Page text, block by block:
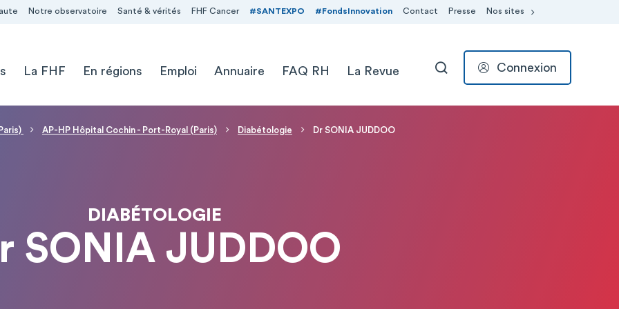
Notre observatoire Santé & vérités FHF Cancer #SANTEXPO #FondsInnovation Contact Presse Nos sites
La FHF En régions Emploi Annuaire FAQ RH La Revue RECHERCHER
Connexion
AP-HP Hôpital Cochin - Port-Royal (Paris) Diabétologie Dr SONIA JUDDOO
DIABÉTOLOGIE
SONIA JUDDOO